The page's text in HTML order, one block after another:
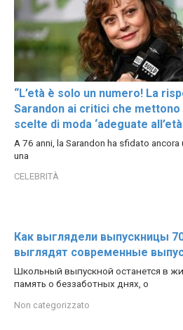
“L’età è solo un numero! La
Sarandon ai critici che mettono
scelte di moda ‘adeguate all’età
A 76 anni, la Sarandon ha sfidato
una
CELEBRITÀ
Как выглядели выпускницы
выглядят современные
Школьный выпускной останется в
память о беззаботных днях, о
Non categorizzato